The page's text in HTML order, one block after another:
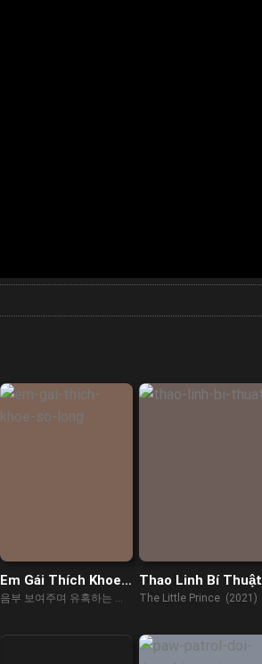
Em Gái Thích Khoe
Sò Lông
음부 보여주며 유혹하는 섹
Thao Linh Bí Thuật
The Little Prince (2021)